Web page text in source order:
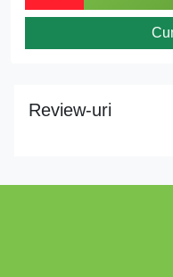
Review-uri